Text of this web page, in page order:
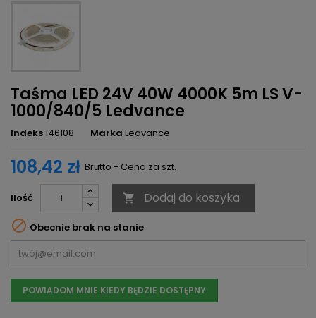
Taśma LED 24V 40W 4000K 5m LS V-
1000/840/5 Ledvance
Indeks146108 Marka Ledvance
108,42 zł Brutto - Cena za szt.
Ilość  Dodaj do koszyka
 Obecnie brak na stanie
POWIADOM MNIE KIEDY BĘDZIE DOSTĘPNY